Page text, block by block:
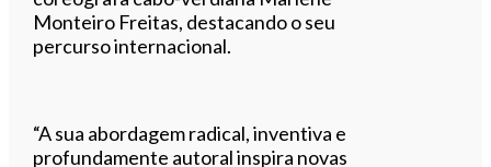
Monteiro Freitas, destacando o seu
percurso internacional.
“A sua abordagem radical, inventiva e
profundamente autoral inspira novas